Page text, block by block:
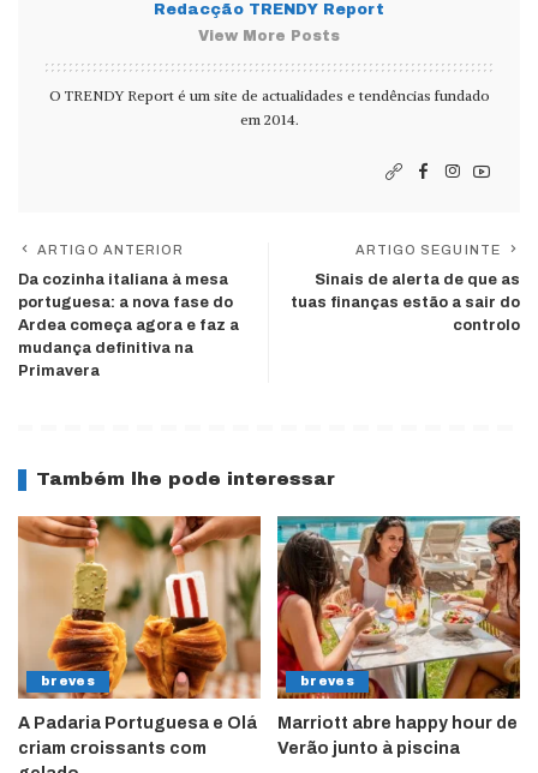
Redacção TRENDY Report
View More Posts
O TRENDY Report é um site de actualidades e tendências fundado
em 2014.
ARTIGO ANTERIOR
Da cozinha italiana à mesa
portuguesa: a nova fase do
Ardea começa agora e faz a
mudança definitiva na
Primavera
ARTIGO SEGUINTE
Sinais de alerta de que as
tuas finanças estão a sair do
controlo
Também lhe pode interessar
breves
A Padaria Portuguesa e Olá
criam croissants com
breves
Marriott abre happy hour de
Verão junto à piscina